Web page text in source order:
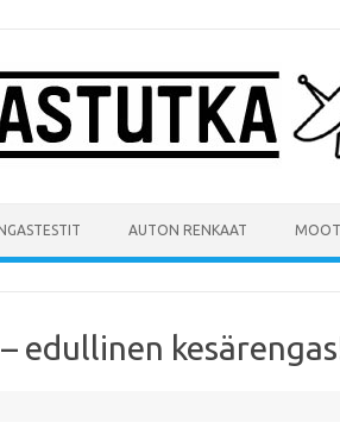
AUTON RENKAAT
edullinen